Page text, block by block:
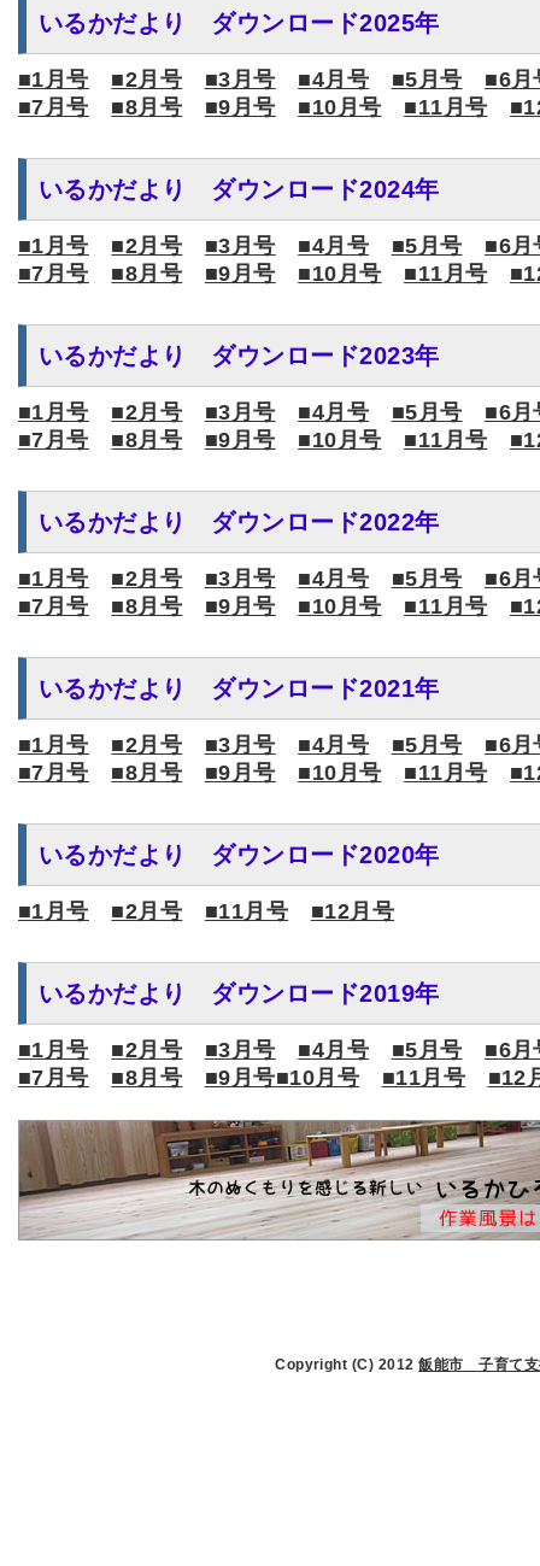
いるかだより ダウンロード2025年
■1月号 ■2月号 ■3月号 ■4月号 ■5月号
■6月
■7月号
■8月号 ■9月号 ■10月号 ■11月号
いるかだより ダウンロード2024年
■1月号 ■2月号 ■3月号 ■4月号 ■5月号
■6月
■7月号
■8月号 ■9月号 ■10月号 ■11月号
いるかだより ダウンロード2023年
■1月号 ■2月号 ■3月号 ■4月号 ■5月号
■6月
■7月号
■8月号 ■9月号 ■10月号 ■11月号
いるかだより ダウンロード2022年
■1月号 ■2月号 ■3月号 ■4月号 ■5月号
■6月
■7月号
■8月号 ■9月号 ■10月号 ■11月号
いるかだより ダウンロード2021年
■1月号 ■2月号 ■3月号 ■4月号 ■5月号
■6月
■7月号
■8月号 ■9月号 ■10月号 ■11月号
いるかだより ダウンロード2020年
■1月号 ■2月号 ■11月号 ■12月号
いるかだより ダウンロード2019年
■1月号 ■2月号 ■3月号 ■4月号 ■5月号
■6月
■7月号
■8月号 ■9月号■10月号 ■11月号 ■12
Copyright (C) 2012飯能市 子育て